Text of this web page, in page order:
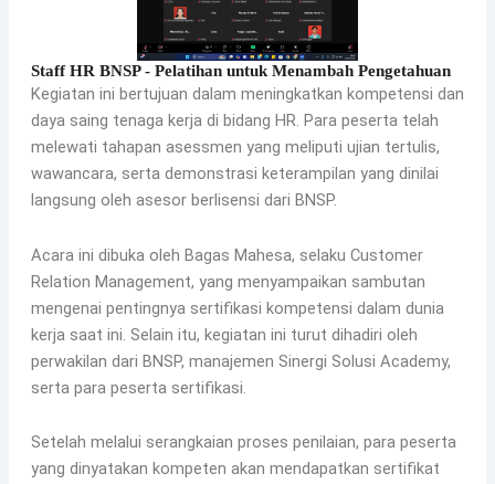
Staff HR BNSP - Pelatihan untuk Menambah Pengetahuan
Kegiatan ini bertujuan dalam meningkatkan kompetensi dan
daya saing tenaga kerja di bidang HR. Para peserta telah
melewati tahapan asessmen yang meliputi ujian tertulis,
wawancara, serta demonstrasi keterampilan yang dinilai
langsung oleh asesor berlisensi dari BNSP.
Acara ini dibuka oleh Bagas Mahesa, selaku Customer
Relation Management, yang menyampaikan sambutan
mengenai pentingnya sertifikasi kompetensi dalam dunia
kerja saat ini. Selain itu, kegiatan ini turut dihadiri oleh
perwakilan dari BNSP, manajemen Sinergi Solusi Academy,
serta para peserta sertifikasi.
Setelah melalui serangkaian proses penilaian, para peserta
yang dinyatakan kompeten akan mendapatkan sertifikat